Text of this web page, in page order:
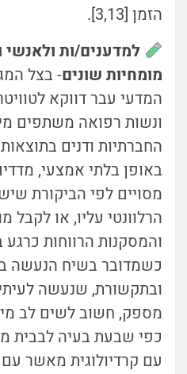
הזמן [3,13].
למדענים/ות ולאנשי
מומחיות שונים- בצל
ונשות רפואה משתפים
החברתיות ודנים
באופן בלתי אמצעי,
מסויים לפי הביקורת
הרלוונטי עליו, או לקבל
והמסקנות הרווחות
כשמדובר בשיח הנעשה
ובתקשורת, שנעשה
כפי שבעת בעיה לבבית
עם קרדיולוגית מאשר